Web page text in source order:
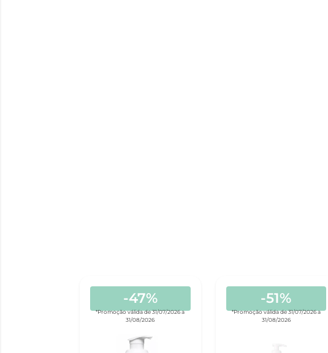
-47%
*Promoção válida de 31/07/2026 a
31/08/2026
-51%
*Promoção válida de 31/07/2026 a
31/08/2026